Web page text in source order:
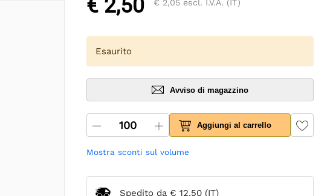
€ 2,50 € 2,05 escl. I.V.A. (IT)
Esaurito
Avviso di magazzino
Aggiungi al carrello
Mostra sconti sul volume
Spedito da € 12,50 (IT)